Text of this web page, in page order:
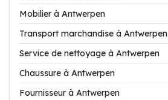
Mobilier à Antwerpen
Transport marchandise à Antwerpen
Service de nettoyage à Antwerpen
Chaussure à Antwerpen
Fournisseur à Antwerpen